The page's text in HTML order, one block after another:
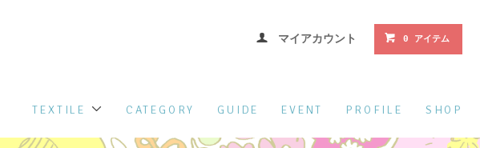
マイアカウント 0 アイテム
SHOP
PROFILE
EVENT
GUIDE
CATEGORY
TEXTILE